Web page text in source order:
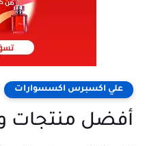
علي اكسبرس اكسسوارات
أفضل منتجات